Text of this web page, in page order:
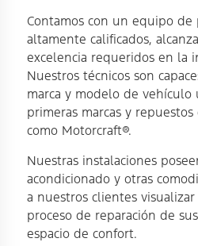
Contamos con un equipo de
altamente calificados,
excelencia requeridos en la
Nuestros técnicos son
marca y modelo de vehículo
primeras marcas y
como Motorcraft®.
Nuestras instalaciones
acondicionado y otras
a nuestros clientes
proceso de reparación de
espacio de confort.